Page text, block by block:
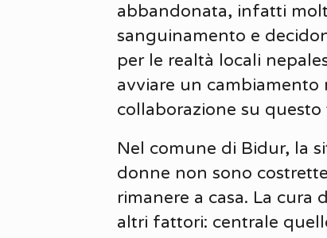
abbandonata, infatti
sanguinamento e
per le realtà locali
avviare un cambiamento
collaborazione su
Nel comune di Bidur, la
donne non sono
rimanere a casa. La cura
altri fattori: centrale